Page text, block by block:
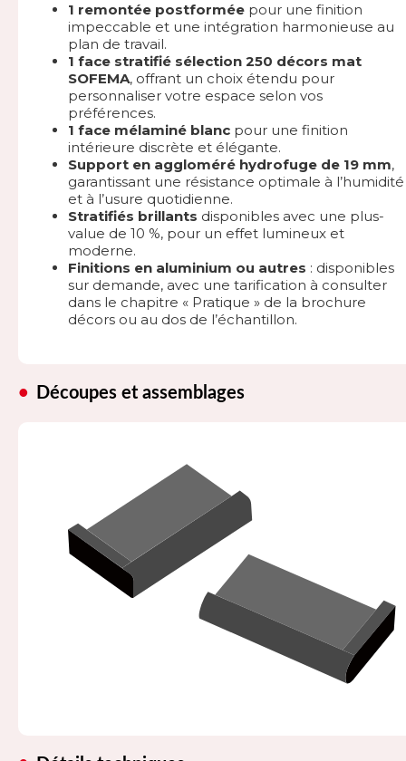
1 remontée postformée pour une finition
impeccable et une intégration harmonieuse au
plan de travail.
1 face stratifié sélection 250 décors mat
SOFEMA, offrant un choix étendu pour
personnaliser votre espace selon vos
préférences.
1 face mélaminé blanc pour une finition
intérieure discrète et élégante.
Support en aggloméré hydrofuge de 19 mm,
garantissant une résistance optimale à l’humidité
et à l’usure quotidienne.
Stratifiés brillants disponibles avec une plus-
value de 10 %, pour un effet lumineux et
moderne.
Finitions en aluminium ou autres : disponibles
sur demande, avec une tarification à consulter
dans le chapitre « Pratique » de la brochure
décors ou au dos de l’échantillon.
Découpes et assemblages